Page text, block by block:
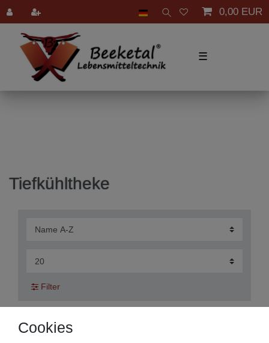
0,00 EUR
☰
Tiefkühltheke
Filter
Cookies